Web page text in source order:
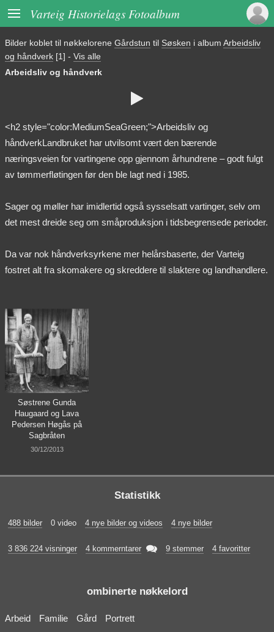
 Varteig Historielags Fotoalbum
Bilder koblet til nøkkelorene Gårdstun til Søsken i album Arbeidsliv
og håndverk [1] - Vis alle
Arbeidsliv og håndverk

<h2 style="color:MediumSeaGreen;">Arbeidsliv og
håndverkLandbruket har utvilsomt vært den bærende
næringsveien for vartingene opp gjennom århundrene – godt fulgt
av tømmerfløtingen før den ble lagt ned i 1985.
Sager og møller har imidlertid også sysselsatt vartinger, selv om
det mest dreide seg om småproduksjon i tidsbegrensede perioder.
Da var nok håndverksyrkene mer helårsbaserte, der Varteig
fostret alt fra skomakere og skreddere til slaktere og landhandlere.
Søstrene Gunda
Haugaard og Lava
Pedersen Høgås på
Sagbråten
30/12/2013
Statistikk
488 bilder 0 video 4 nye bilder og videos 4 nye bilder
3 836 224 visninger 4 kommerntarer  9 stemmer 4 favoritter
ombinerte nøkkelord
Arbeid Familie Gård Portrett